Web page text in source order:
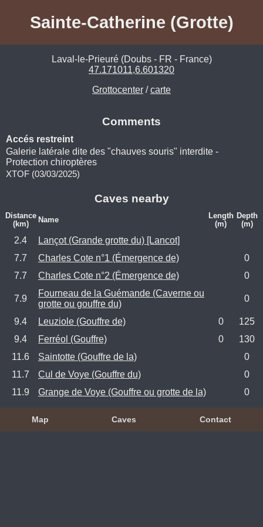
Sainte-Catherine (Grotte)
Laval-le-Prieuré (Doubs - FR - France)
47.171011,6.601320
Grottocenter /carte
Comments
Accés restreint
Galerie latérale dite des "chauves souris" interdite -
Protection chiroptères
XTOF (03/03/2025)
Caves nearby
Distance
(km)
Name
Length
(m)
Depth
(m)
2.4
Lançot (Grande grotte du) [Lancot]
7.7
Charles Cote n°1 (Émergence de)
0
7.7
Charles Cote n°2 (Émergence de) 0
7.9
Fourneau de la Guémande (Caverne ou
grotte ou gouffre du)
0
9.4 Leuziole (Gouffre de) 0
125
9.4
Ferréol (Gouffre) 0
130
11.6
Saintotte (Gouffre de la)
0
11.7
Cul de Voye (Gouffre du)
0
11.9
Grange de Voye (Gouffre ou grotte de la) 0
Map Caves Contact